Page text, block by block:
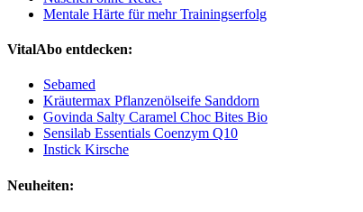
Mentale Härte für mehr Trainingserfolg
VitalAbo entdecken:
Sebamed
Kräutermax Pflanzenölseife Sanddorn
Govinda Salty Caramel Choc Bites Bio
Sensilab Essentials Coenzym Q10
Instick Kirsche
Neuheiten: